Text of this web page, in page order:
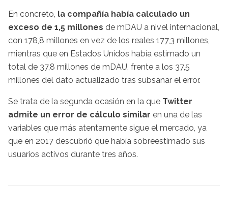
En concreto, la compañía había calculado un
exceso de 1,5 millones de mDAU a nivel internacional,
con 178,8 millones en vez de los reales 177,3 millones,
mientras que en Estados Unidos había estimado un
total de 37,8 millones de mDAU, frente a los 37,5
millones del dato actualizado tras subsanar el error.
Se trata de la segunda ocasión en la que Twitter
admite un error de cálculo similar en una de las
variables que más atentamente sigue el mercado, ya
que en 2017 descubrió que había sobreestimado sus
usuarios activos durante tres años.